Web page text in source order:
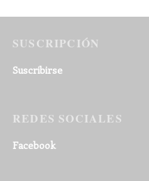
SUSCRIPCIÓN
Suscribirse
REDES SOCIALES
Facebook